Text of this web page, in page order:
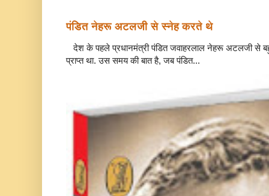
पंडित नेहरू अटलजी से स्नेह करते थे
देश के पहले प्रधानमंत्री पंडित जवाहरलाल नेहरू अटलजी से
प्राप्त था. उस समय की बात है, जब पंडित...